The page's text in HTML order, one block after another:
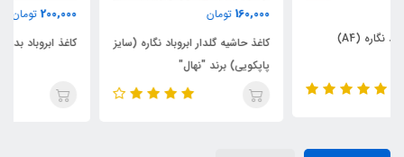
کاغذ حاشیه گلدار ابروباد نگاره (سایز
کاغذ ابروباد بدون خط نگاره (A4)